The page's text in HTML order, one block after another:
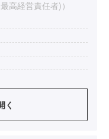
高経営責任者)）
く